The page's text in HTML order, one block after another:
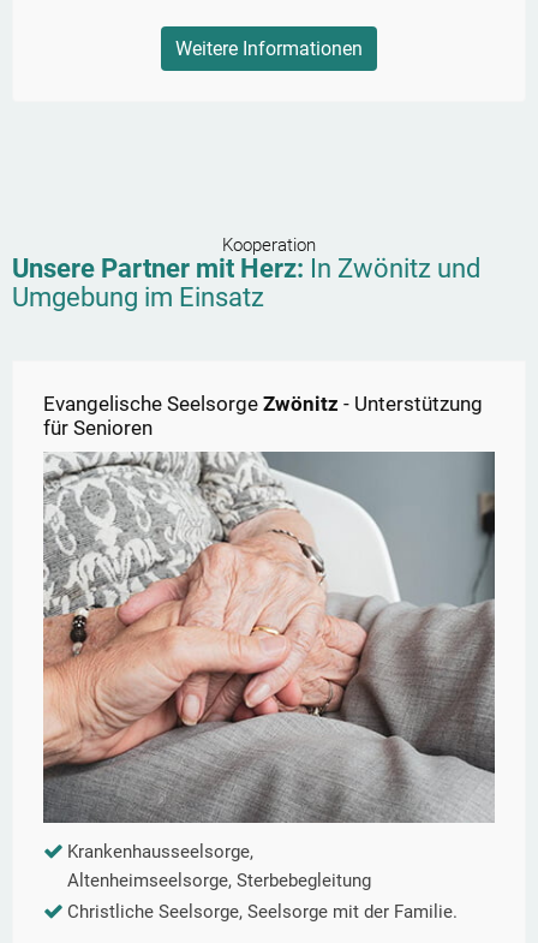
Weitere Informationen
Kooperation
Unsere Partner mit Herz: In Zwönitz und
Umgebung im Einsatz
Evangelische Seelsorge Zwönitz - Unterstützung
für Senioren
Krankenhausseelsorge,
Altenheimseelsorge, Sterbebegleitung
Christliche Seelsorge, Seelsorge mit der Familie.